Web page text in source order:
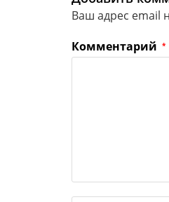
Ваш адрес email
Комментарий *